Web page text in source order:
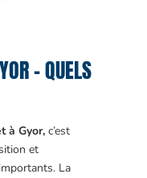
– QUELS
à Gyor,c’est
et
La